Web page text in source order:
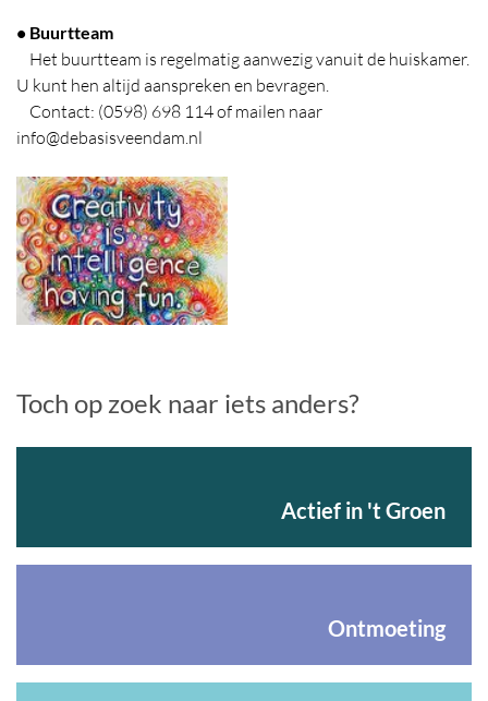
• Buurtteam
Het buurtteam is regelmatig aanwezig vanuit de huiskamer.
U kunt hen altijd aanspreken en bevragen.
Contact: (0598) 698 114 of mailen naar
info@debasisveendam.nl
Foto
album
overslaan
Toch op zoek naar iets anders?
Actief in 't Groen
Ontmoeting